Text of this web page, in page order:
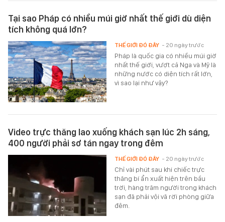
Tại sao Pháp có nhiều múi giờ nhất thế giới dù diện
tích không quá lớn?
Pháp là quốc gia có nhiều múi giờ
nhất thế giới, vượt cả Nga và Mỹ là
những nước có diện tích rất lớn,
vì sao lại như vậy?
THẾ GIỚI ĐÓ ĐÂY - 20 ngày trước
Video trực thăng lao xuống khách sạn lúc 2h sáng,
400 người phải sơ tán ngay trong đêm
Chỉ vài phút sau khi chiếc trực
thăng bí ẩn xuất hiện trên bầu
trời, hàng trăm người trong khách
sạn đã phải vội vã rời phòng giữa
đêm.
THẾ GIỚI ĐÓ ĐÂY - 20 ngày trước